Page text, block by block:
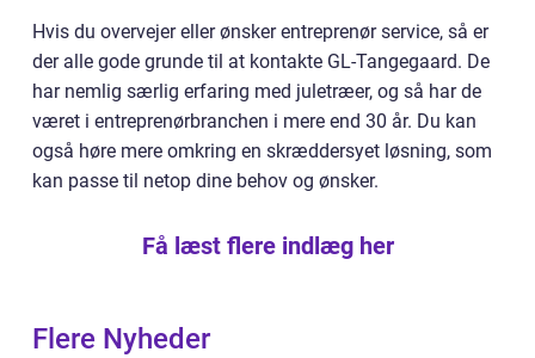
Hvis du overvejer eller ønsker entreprenør service, så er
der alle gode grunde til at kontakte GL-Tangegaard. De
har nemlig særlig erfaring med juletræer, og så har de
været i entreprenørbranchen i mere end 30 år. Du kan
også høre mere omkring en skræddersyet løsning, som
kan passe til netop dine behov og ønsker.
Få læst flere indlæg her
Flere Nyheder